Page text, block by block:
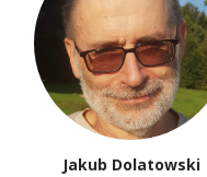
Jakub Dolatowski